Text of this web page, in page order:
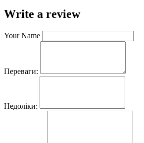
Write a review
Your Name
Переваги:
Недоліки: